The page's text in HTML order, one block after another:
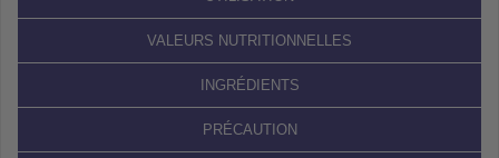
VALEURS NUTRITIONNELLES
INGRÉDIENTS
PRÉCAUTION